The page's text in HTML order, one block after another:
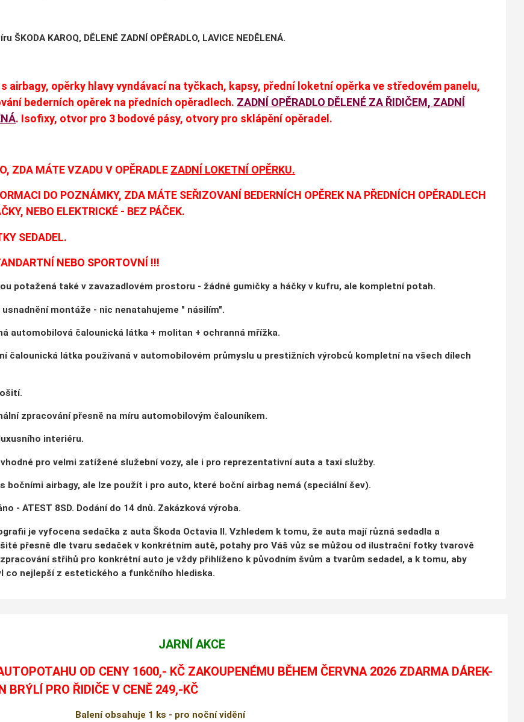
ŠKODA KAROQ, DĚLENÉ ZADNÍ OPĚRADLO, LAVICE NEDĚLENÁ.
airbagy, opěrky hlavy vyndávací na tyčkach, kapsy, přední loketní opěrka ve středovém panelu,
bederních opěrek na předních opěradlech. ZADNÍ OPĚRADLO DĚLENÉ ZA ŘIDIČEM, ZADNÍ
. Isofixy, otvor pro 3 bodové pásy, otvory pro sklápění opěradel.
ZDA MÁTE VZADU V OPĚRADLE ZADNÍ LOKETNÍ OPĚRKU.
DO POZNÁMKY, ZDA MÁTE SEŘIZOVANÍ BEDERNÍCH OPĚREK NA PŘEDNÍCH OPĚRADLECH
NEBO ELEKTRICKÉ - BEZ PÁČEK.
SEDADEL.
NEBO SPORTOVNÍ !!!
potažená také v zavazadlovém prostoru - žádné gumičky a háčky v kufru, ale kompletní potah.
usnadnění montáže - nic nenatahujeme " násilím".
automobilová čalounická látka + molitan + ochranná mřížka.
čalounická látka používaná v automobilovém průmyslu u prestižních výrobců kompletní na všech dílech
zpracování přesně na míru automobilovým čalouníkem.
interiéru.
pro velmi zatížené služební vozy, ale i pro reprezentativní auta a taxi služby.
bočními airbagy, ale lze použít i pro auto, které boční airbag nemá (speciální šev).
- ATEST 8SD. Dodání do 14 dnů. Zakázková výroba.
je vyfocena sedačka z auta Škoda Octavia II. Vzhledem k tomu, že auta mají různá sedadla a
přesně dle tvaru sedaček v konkrétním autě, potahy pro Váš vůz se můžou od ilustrační fotky tvarově
střihů pro konkrétní auto je vždy přihlíženo k původním švům a tvarům sedadel, a k tomu, aby
co nejlepší z estetického a funkčního hlediska.
JARNÍ AKCE
OD CENY 1600,- KČ ZAKOUPENÉMU BĚHEM ČERVNA 2026 ZDARMA DÁREK-
BRÝLÍ PRO ŘIDIČE V CENĚ 249,-KČ
Balení obsahuje 1 ks - pro noční vidění